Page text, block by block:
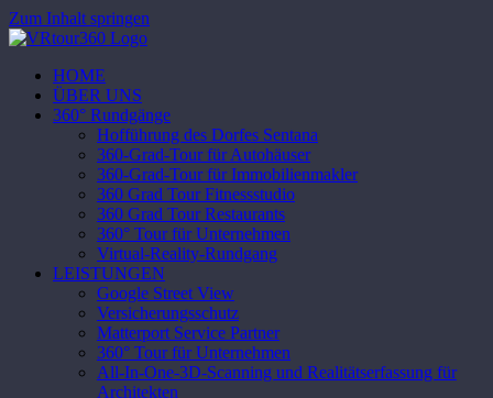
Zum Inhalt springen
HOME
ÜBER UNS
360° Rundgänge
Hofführung des Dorfes Sentana
360-Grad-Tour für Autohäuser
360-Grad-Tour für Immobilienmakler
360 Grad Tour Fitnessstudio
360 Grad Tour Restaurants
360° Tour für Unternehmen
Virtual-Reality-Rundgang
LEISTUNGEN
Google Street View
Versicherungsschutz
Matterport Service Partner
360° Tour für Unternehmen
All-In-One-3D-Scanning und Realitätserfassung für
Architekten